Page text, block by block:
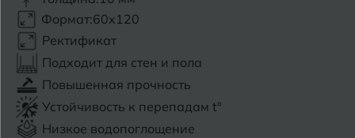
Формат:60x120
Ректификат
Подходит для стен и пола
Повышенная прочность
Устойчивость к перепадам t°
Низкое водопоглощение
Бугуруслан
В Великий Новгород
Владимир